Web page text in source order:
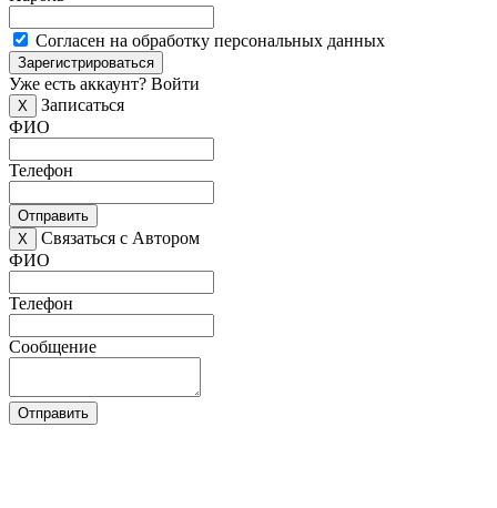
Согласен на обработку персональных данных
Зарегистрироваться
Уже есть аккаунт? Войти
X
Записаться
ФИО
Телефон
Отправить
X
Связаться с Автором
ФИО
Телефон
Сообщение
Отправить